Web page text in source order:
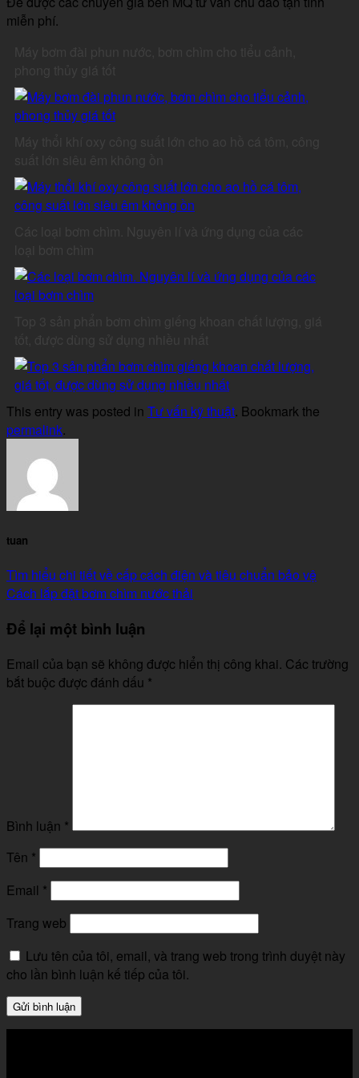
miễn phí.
This entry was posted in Tư vấn kỹ thuật. Bookmark the
permalink.
tuan
Tìm hiểu chi tiết về cấp cách điện và tiêu chuẩn bảo vệ
Cách lắp đặt bơm chìm nước thải
Để lại một bình luận
Email của bạn sẽ không được hiển thị công khai. Các trường
bắt buộc được đánh dấu *
Bình luận *
Tên *
Email *
Trang web
Lưu tên của tôi, email, và trang web trong trình duyệt này
cho lần bình luận kế tiếp của tôi.